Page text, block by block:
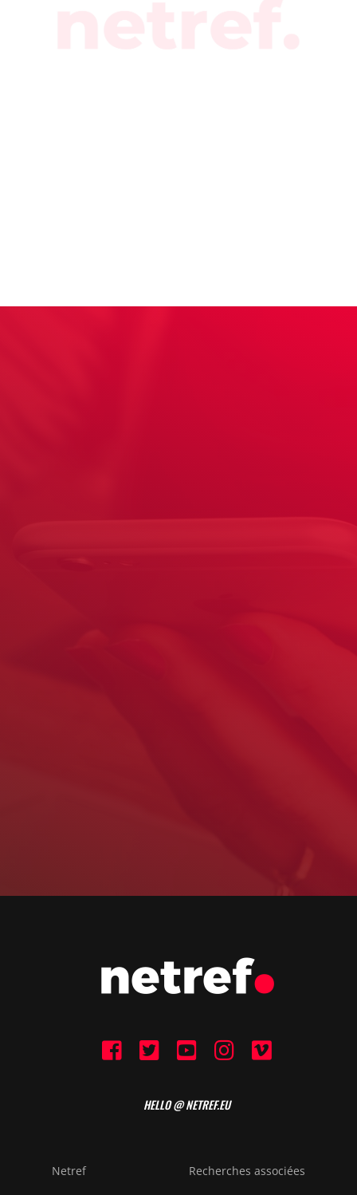
HELLO @ NETREF.EU
Netref Recherches associées